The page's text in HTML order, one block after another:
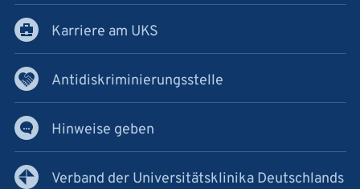
Karriere am UKS
Antidiskriminierungsstelle
Hinweise geben
Verband der Universitätsklinika Deutschlands